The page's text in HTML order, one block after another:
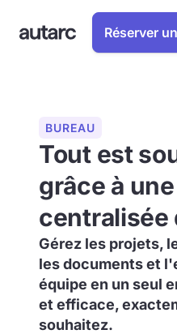
Réserver
BUREAU
Tout est
grâce à
centralisée
Gérez les projets,
les documents et
équipe en un seul
et efficace,
souhaitez.